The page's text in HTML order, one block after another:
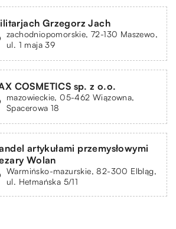
Grzegorz Jach
zachodniopomorskie, 72-130 Maszewo,
ul. 1 maja 39
COSMETICS sp. z o.o.
mazowieckie, 05-462 Wiązowna,
Spacerowa 18
artykułami przemysłowymi
Wolan
Warmińsko-mazurskie, 82-300 Elbląg,
ul. Hetmańska 5/11